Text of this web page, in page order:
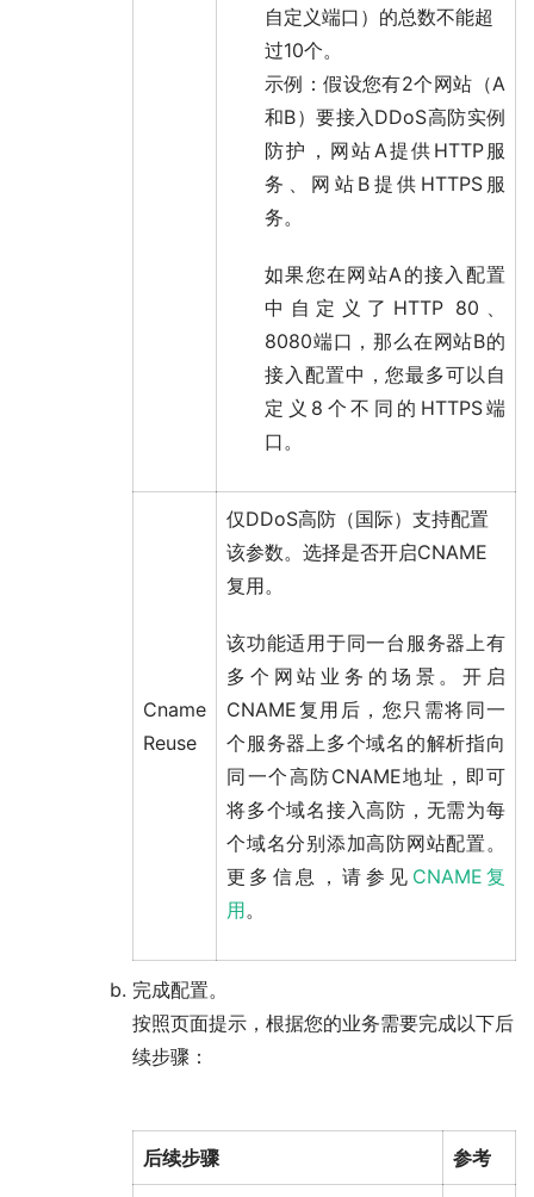
自定义端口）的总数不能超
过10个。
示例：假设您有2个网站（A
和B）要接入DDoS高防实例
防护，网站A提供HTTP服
务、网站B提供HTTPS服
务。
如果您在网站A的接入配置
中自定义了HTTP 80、
8080端口，那么在网站B的
接入配置中，您最多可以自
定义8个不同的HTTPS端
口。
Cname
Reuse
仅DDoS高防（国际）支持配置
该参数。选择是否开启CNAME
复用。
该功能适用于同一台服务器上有
多个网站业务的场景。开启
CNAME复用后，您只需将同一
个服务器上多个域名的解析指向
同一个高防CNAME地址，即可
将多个域名接入高防，无需为每
个域名分别添加高防网站配置。
更多信息，请参见 CNAME复
用。
完成配置。
按照页面提示，根据您的业务需要完成以下后
续步骤：
后续步骤 参考